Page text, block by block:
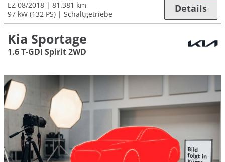
EZ 08/2018
81.381 km
97 kW (132 PS)
Schaltgetriebe Details
Kia Sportage
1.6 T-GDI Spirit 2WD